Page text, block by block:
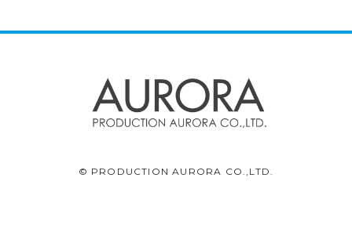
© PRODUCTION AURORA CO.,LTD.